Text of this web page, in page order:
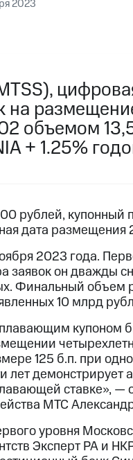
2023
на
объемом
+ 1.25%
рублей, купонный
дата размещения
2023 года.
заявок он дважды
Финальный
10 млрд
купоном
125 б.п. при
лет демонстрирует
ставке», —
МТС
уровня
Эксперт РА и